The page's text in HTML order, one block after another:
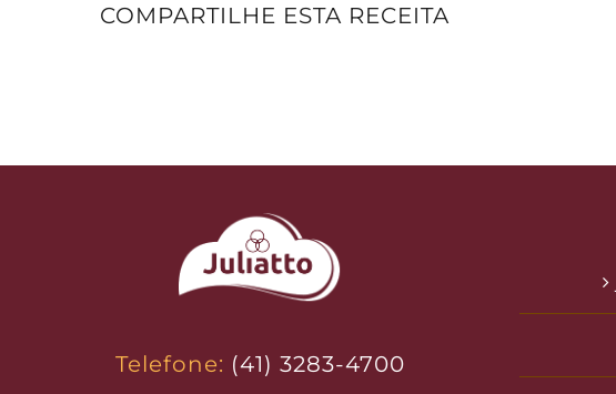
COMPARTILHE ESTA RECEITA
Telefone: (41) 3283-4700